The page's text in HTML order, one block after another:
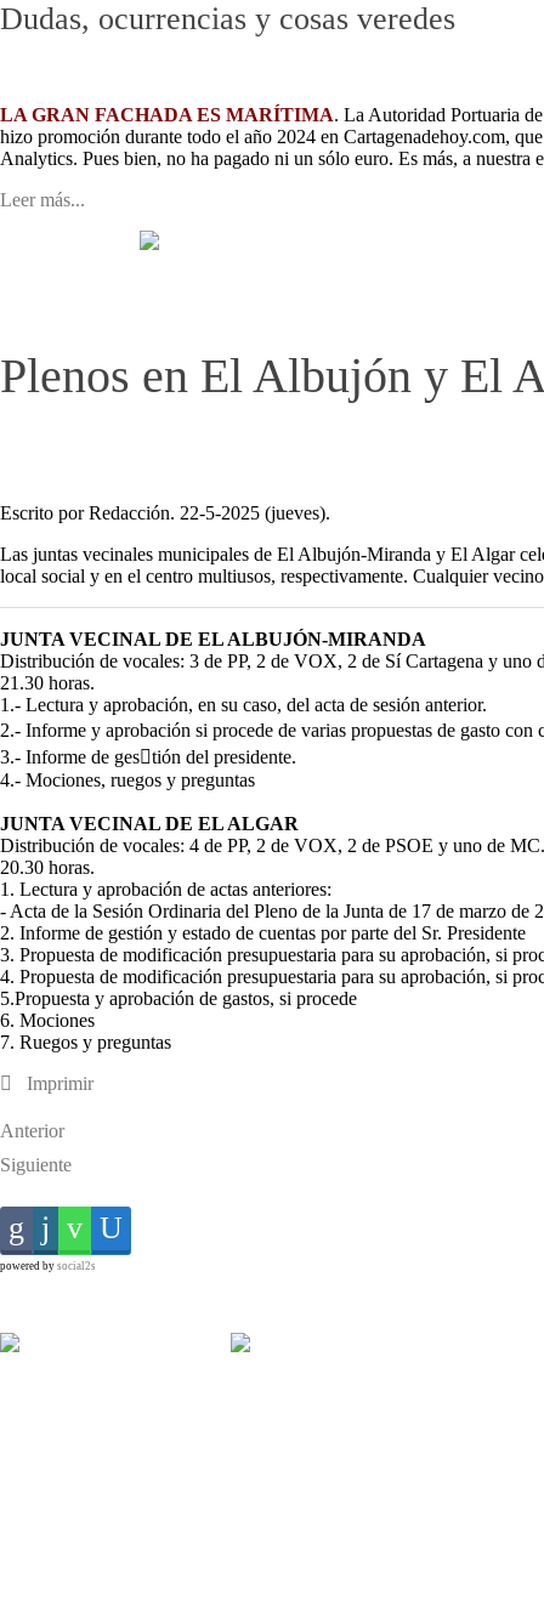
Dudas, ocurrencias y cosas veredes
LA GRAN FACHADA ES MARÍTIMA. La Autoridad Portuaria
hizo promoción durante todo el año 2024 en Cartagenadehoy.com,
Analytics. Pues bien, no ha pagado ni un sólo euro. Es más, a nuestra
Leer más...
Plenos en El Albujón y El
Escrito por Redacción. 22-5-2025 (jueves).
Las juntas vecinales municipales de El Albujón-Miranda y El Algar
local social y en el centro multiusos, respectivamente. Cualquier
JUNTA VECINAL DE EL ALBUJÓN-MIRANDA
Distribución de vocales: 3 de PP, 2 de VOX, 2 de Sí Cartagena y uno
21.30 horas.
1.- Lectura y aprobación, en su caso, del acta de sesión anterior.
2.- Informe y aprobación si procede de varias propuestas de gasto con
3.- Informe de ges􏰀tión del presidente.
4.- Mociones, ruegos y preguntas
JUNTA VECINAL DE EL ALGAR
Distribución de vocales: 4 de PP, 2 de VOX, 2 de PSOE y uno de MC.
20.30 horas.
1. Lectura y aprobación de actas anteriores:
- Acta de la Sesión Ordinaria del Pleno de la Junta de 17 de marzo de
2. Informe de gestión y estado de cuentas por parte del Sr. Presidente
3. Propuesta de modificación presupuestaria para su aprobación, si
4. Propuesta de modificación presupuestaria para su aprobación, si
5.Propuesta y aprobación de gastos, si procede
6. Mociones
7. Ruegos y preguntas
Imprimir
Anterior
Siguiente
powered by social2s